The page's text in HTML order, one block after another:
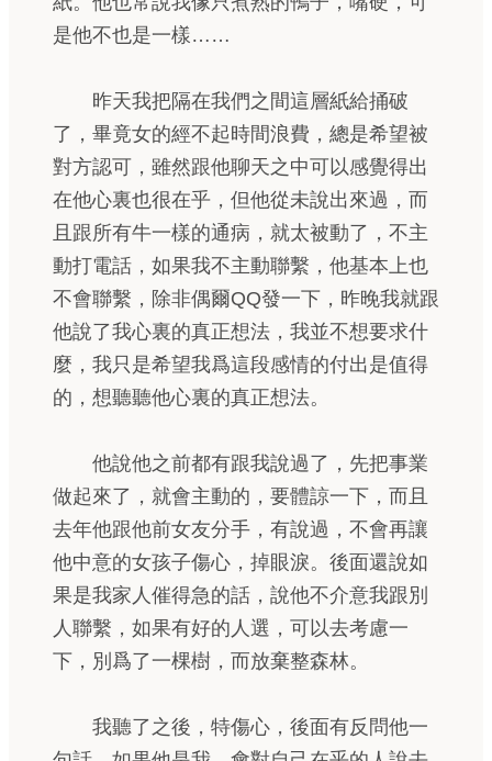
是他不也是一樣……
昨天我把隔在我們之間這層紙給捅破
了，畢竟女的經不起時間浪費，總是希望被
對方認可，雖然跟他聊天之中可以感覺得出
在他心裏也很在乎，但他從未說出來過，而
且跟所有牛一樣的通病，就太被動了，不主
動打電話，如果我不主動聯繫，他基本上也
不會聯繫，除非偶爾QQ發一下，昨晚我就跟
他說了我心裏的真正想法，我並不想要求什
麼，我只是希望我爲這段感情的付出是值得
的，想聽聽他心裏的真正想法。
他說他之前都有跟我說過了，先把事業
做起來了，就會主動的，要體諒一下，而且
去年他跟他前女友分手，有說過，不會再讓
他中意的女孩子傷心，掉眼淚。後面還說如
果是我家人催得急的話，說他不介意我跟別
人聯繫，如果有好的人選，可以去考慮一
下，別爲了一棵樹，而放棄整森林。
我聽了之後，特傷心，後面有反問他一